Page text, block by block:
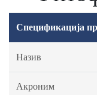
Спецификација
Назив
Акроним